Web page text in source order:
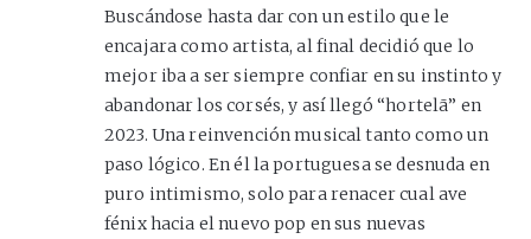
Buscándose hasta dar con un estilo que le
encajara como artista, al final decidió que lo
mejor iba a ser siempre confiar en su instinto y
abandonar los corsés, y así llegó “hortelã” en
2023. Una reinvención musical tanto como un
paso lógico. En él la portuguesa se desnuda en
puro intimismo, solo para renacer cual ave
fénix hacia el nuevo pop en sus nuevas